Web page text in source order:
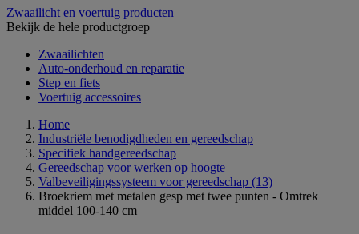
Zwaailicht en voertuig producten
Bekijk de hele productgroep
Zwaailichten
Auto-onderhoud en reparatie
Step en fiets
Voertuig accessoires
Home
Industriële benodigdheden en gereedschap
Specifiek handgereedschap
Gereedschap voor werken op hoogte
Valbeveiligingssysteem voor gereedschap (13)
Broekriem met metalen gesp met twee punten - Omtrek
middel 100-140 cm